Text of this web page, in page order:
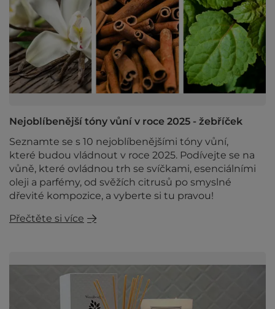
Nejoblíbenější tóny vůní v roce 2025 - žebříček
Seznamte se s 10 nejoblíbenějšími tóny vůní,
které budou vládnout v roce 2025. Podívejte se na
vůně, které ovládnou trh se svíčkami, esenciálními
oleji a parfémy, od svěžích citrusů po smyslné
dřevité kompozice, a vyberte si tu pravou!
Přečtěte si více